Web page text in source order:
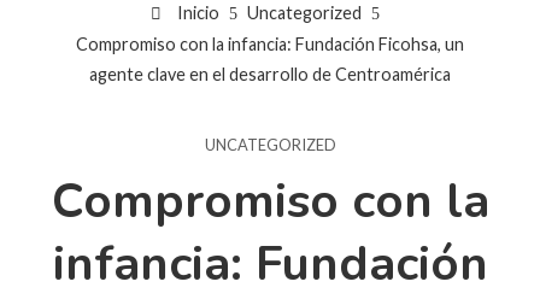
Inicio
Uncategorized
Compromiso con la infancia: Fundación Ficohsa, un
agente clave en el desarrollo de Centroamérica
UNCATEGORIZED
Compromiso con la
infancia: Fundación